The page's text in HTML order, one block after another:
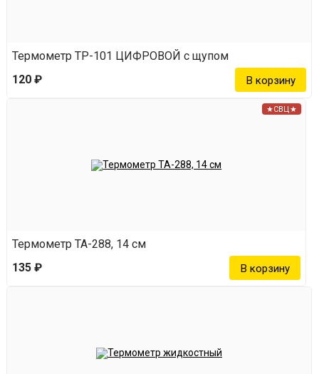
Термометр TP-101 ЦИФРОВОЙ с щупом
120 ₽
★СВЦ★
Термометр ТА-288, 14 см
135 ₽